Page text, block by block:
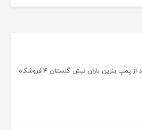
پل فردیس ۲۰۰ متر بعد از پمپ بنزین باران نبش گلستان ۴ فروشگاه